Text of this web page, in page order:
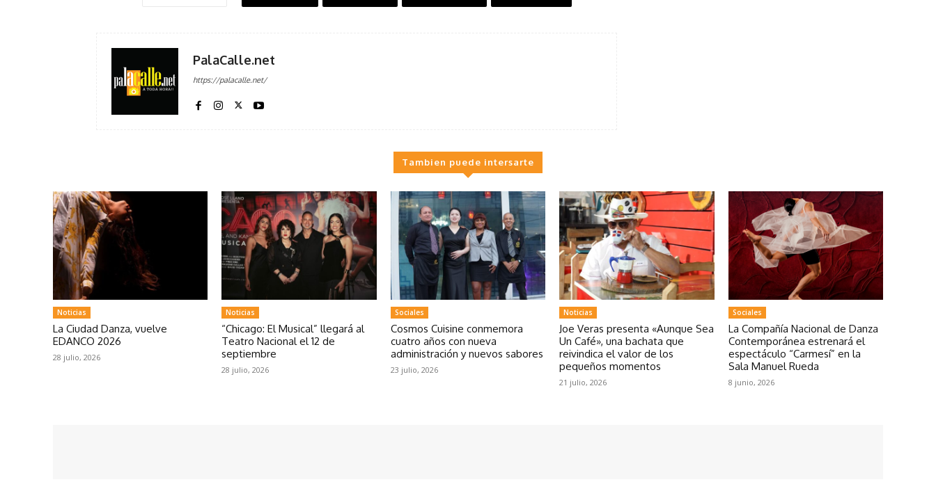
PalaCalle.net
https://palacalle.net/
Tambien puede intersarte
Noticias
La Ciudad Danza, vuelve
EDANCO 2026
28 julio, 2026
Noticias
“Chicago: El Musical” llegará al
Teatro Nacional el 12 de
septiembre
28 julio, 2026
Sociales
Cosmos Cuisine conmemora
cuatro años con nueva
administración y nuevos sabores
23 julio, 2026
Noticias
Joe Veras presenta «Aunque Sea
Un Café», una bachata que
reivindica el valor de los
pequeños momentos
21 julio, 2026
Sociales
La Compañía Nacional de Danza
Contemporánea estrenará el
espectáculo “Carmesí” en la
Sala Manuel Rueda
8 junio, 2026